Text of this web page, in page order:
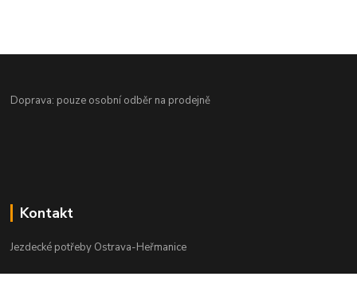
Doprava: pouze osobní odběr na prodejně
Kontakt
Jezdecké potřeby Ostrava-Heřmanice